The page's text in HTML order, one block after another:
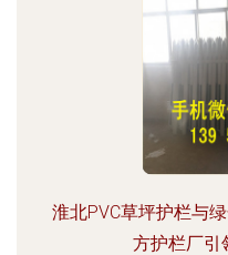
淮北PVC草坪护栏与
方护栏厂引